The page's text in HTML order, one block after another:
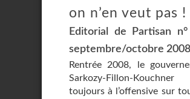
on n’en veut pas !
Editorial de Partisan
septembre/octobre 2008
Rentrée 2008, le
Sarkozy-Fillon-
toujours à l’offensive sur